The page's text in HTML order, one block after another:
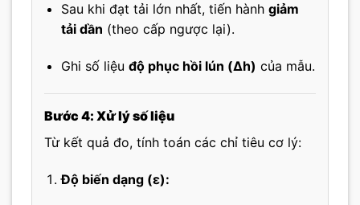
Sau khi đạt tải lớn nhất, tiến hành giảm
tải dần (theo cấp ngược lại).
Ghi số liệu độ phục hồi lún (Δh) của mẫu.
Bước 4: Xử lý số liệu
Từ kết quả đo, tính toán các chỉ tiêu cơ lý:
Độ biến dạng (ε):